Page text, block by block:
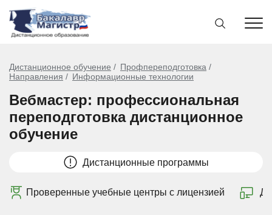
Дистанционное обучение
Профпереподготовка
Направления
Информационные технологии
Вебмастер: профессиональная
переподготовка дистанционное
обучение
Дистанционные программы
Проверенные учебные центры с лицензией